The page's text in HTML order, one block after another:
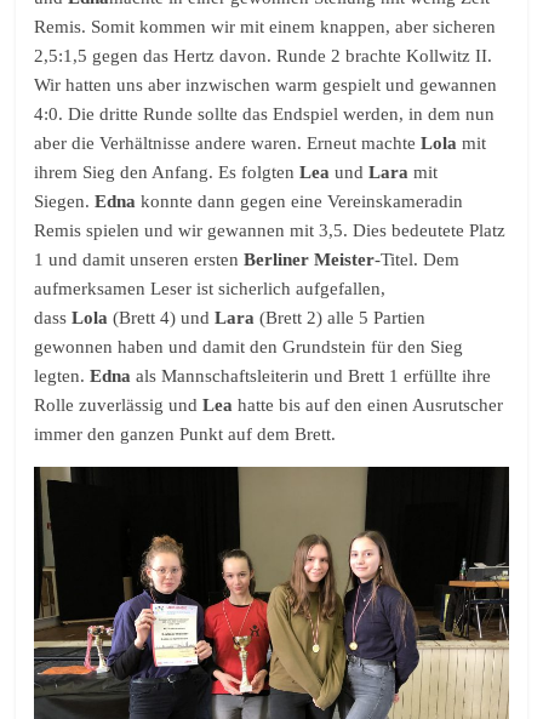
Remis. Somit kommen wir mit einem knappen, aber sicheren
2,5:1,5 gegen das Hertz davon. Runde 2 brachte Kollwitz II.
Wir hatten uns aber inzwischen warm gespielt und gewannen
4:0. Die dritte Runde sollte das Endspiel werden, in dem nun
aber die Verhältnisse andere waren. Erneut machteLola mit
ihrem Sieg den Anfang. Es folgtenLea undLara mit
Siegen.Edna konnte dann gegen eine Vereinskameradin
Remis spielen und wir gewannen mit 3,5. Dies bedeutete Platz
1 und damit unseren erstenBerliner Meister-Titel. Dem
aufmerksamen Leser ist sicherlich aufgefallen,
dassLola (Brett 4) undLara (Brett 2) alle 5 Partien
gewonnen haben und damit den Grundstein für den Sieg
legten.Edna als Mannschaftsleiterin und Brett 1 erfüllte ihre
Rolle zuverlässig undLea hatte bis auf den einen Ausrutscher
immer den ganzen Punkt auf dem Brett.